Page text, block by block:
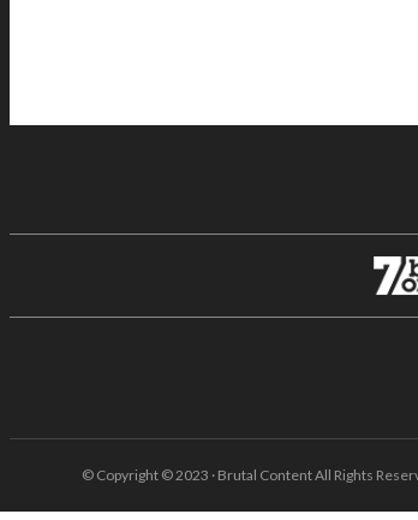
© Copyright © 2023 · Brutal Content All Rights